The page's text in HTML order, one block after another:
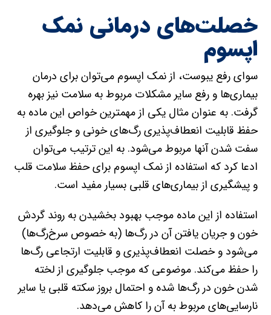
خصلت‌های درمانی نمک
اپسوم
سوای رفع یبوست، از نمک اپسوم می‌توان برای درمان
بیماری‌ها و رفع سایر مشکلات مربوط به سلامت نیز بهره
گرفت. به عنوان مثال یکی از مهمترین خواص این ماده به
حفظ قابلیت انعطاف‌پذیری رگ‌های خونی و جلوگیری از
سفت شدن آنها مربوط می‌شود. به این ترتیب می‌توان
ادعا کرد که استفاده از نمک اپسوم برای حفظ سلامت قلب
و پیشگیری از بیماری‌‌های قلبی بسیار مفید است.
استفاده از این ماده موجب بهبود بخشیدن به روند گردش
خون و جریان یافتن آن در رگ‌ها (به خصوص سرخ‌رگ‌ها)
می‌شود و خصلت انعطاف‌پذیری و قابلیت ارتجاعی رگ‌ها
را حفظ می‌کند. موضوعی که موجب جلوگیری از لخته
شدن خون در رگ‌ها شده و احتمال بروز سکته قلبی یا سایر
نارسایی‌های مربوط به آن را کاهش می‌دهد.